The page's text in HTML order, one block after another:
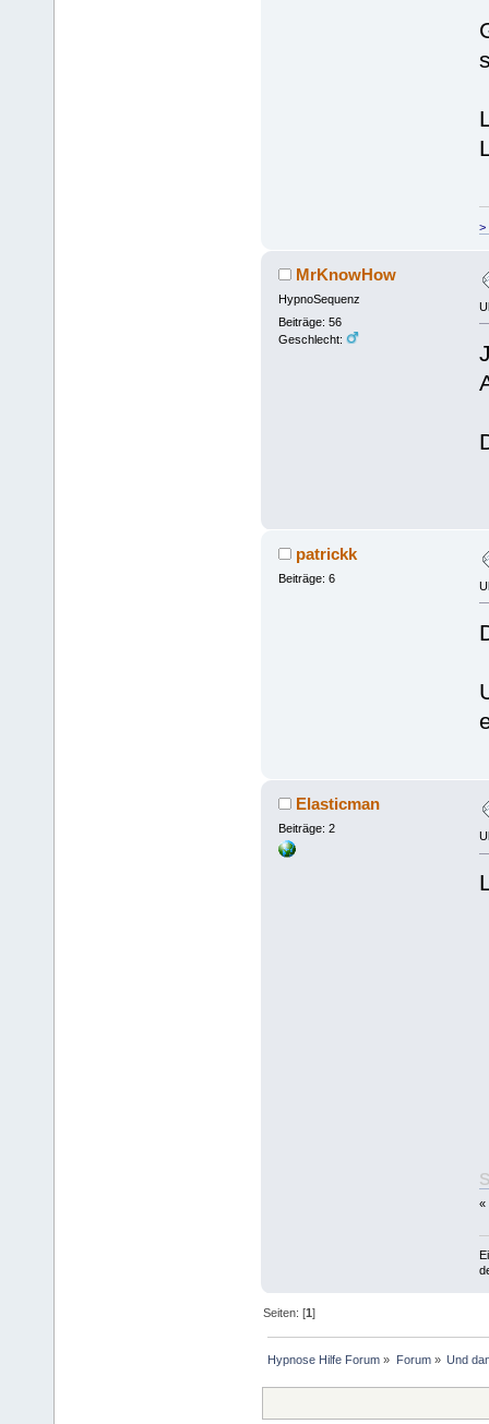
>
MrKnowHow
HypnoSequenz
Beiträge: 56
Geschlecht:
patrickk
Beiträge: 6
Elasticman
Beiträge: 2
«
Seiten: [1]
Hypnose Hilfe Forum » Forum» Und